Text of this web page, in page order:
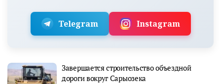
Telegram Instagram
Завершается строительство объездной
дороги вокруг Сарыозека